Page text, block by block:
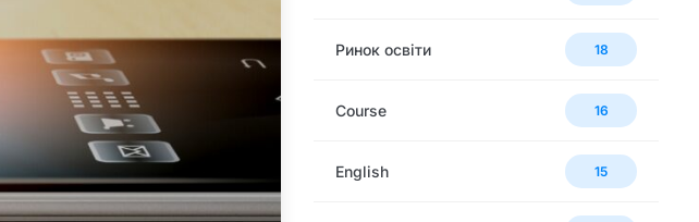
Ринок освіти 18
Сourse 16
English 15